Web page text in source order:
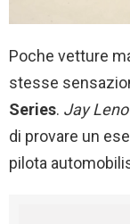
Poche vetture
stesse
Series. Jay Leno
di provare un
pilota